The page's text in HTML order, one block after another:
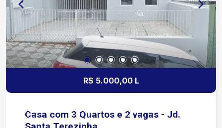
R$ 5.000,00 L
Casa com 3 Quartos e 2 vagas - Jd.